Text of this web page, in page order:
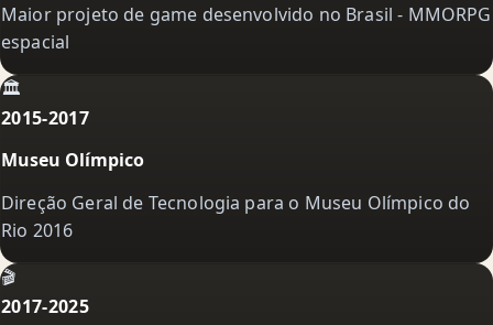
Maior projeto de game desenvolvido no Brasil - MMORPG
espacial
🏛️
2015-2017
Museu Olímpico
Direção Geral de Tecnologia para o Museu Olímpico do
Rio 2016
🎬
2017-2025